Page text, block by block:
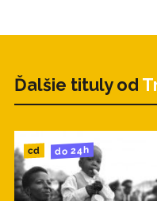
Ďalšie tituly od
cd do 24h